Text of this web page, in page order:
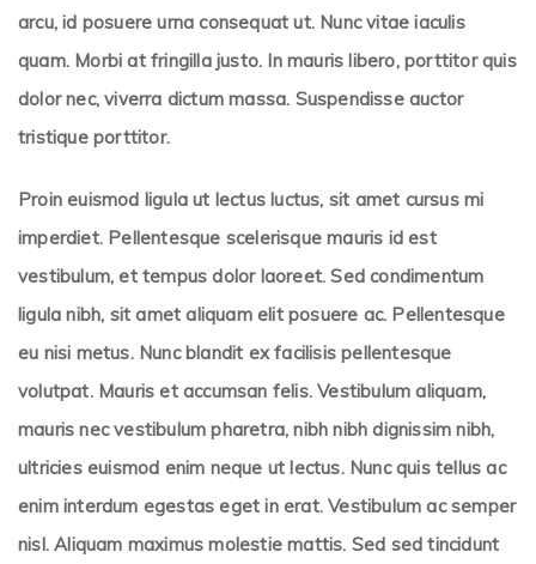
arcu, id posuere urna consequat ut. Nunc vitae iaculis
quam. Morbi at fringilla justo. In mauris libero, porttitor quis
dolor nec, viverra dictum massa. Suspendisse auctor
tristique porttitor.
Proin euismod ligula ut lectus luctus, sit amet cursus mi
imperdiet. Pellentesque scelerisque mauris id est
vestibulum, et tempus dolor laoreet. Sed condimentum
ligula nibh, sit amet aliquam elit posuere ac. Pellentesque
eu nisi metus. Nunc blandit ex facilisis pellentesque
volutpat. Mauris et accumsan felis. Vestibulum aliquam,
mauris nec vestibulum pharetra, nibh nibh dignissim nibh,
ultricies euismod enim neque ut lectus. Nunc quis tellus ac
enim interdum egestas eget in erat. Vestibulum ac semper
nisl. Aliquam maximus molestie mattis. Sed sed tincidunt